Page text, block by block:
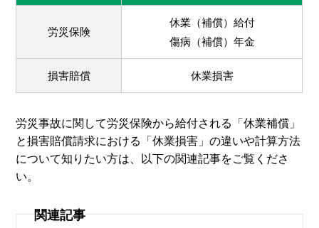
労災保険
休業（補償）給付
傷病（補償）年金
損害賠償 休業損害
労災事故に関して労災保険から給付される「休業補償」
と損害賠償請求における「休業損害」の違いや計算方法
について知りたい方は、以下の関連記事をご覧くださ
い。
関連記事